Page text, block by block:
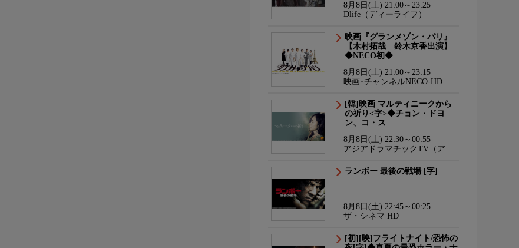
8月8日(土) 21:00～23:25
Dlife（ディーライフ）
映画『グランメゾン・パリ』
【木村拓哉 鈴木京香出演】
◆NECO初◆
8月8日(土) 21:00～23:15
映画･チャンネルNECO-HD
[韓]映画 マルティニークから
の祈り<字>◆チョン・ドヨ
ン、コ・ス
8月8日(土) 22:30～00:55
アジアドラマチックTV（アジ
ランボー 最後の戦場 [字]
8月8日(土) 22:45～00:25
ザ・シネマ HD
[初][映]フライトナイト/恐怖の